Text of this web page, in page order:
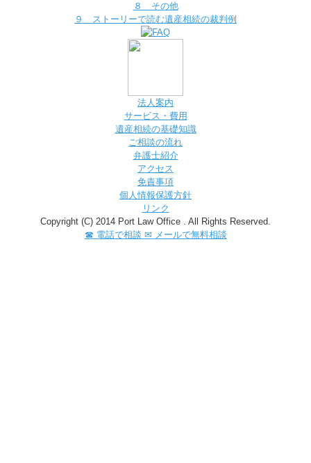
８ その他
９ ストーリーで読む遺産相続の裁判例
法人案内
サービス・費用
遺産相続の基礎知識
ご相談の流れ
弁護士紹介
アクセス
免責事項
個人情報保護方針
リンク
Copyright (C) 2014 Port Law Office . All Rights Reserved.
☎ 電話で相談 ✉ メールで無料相談